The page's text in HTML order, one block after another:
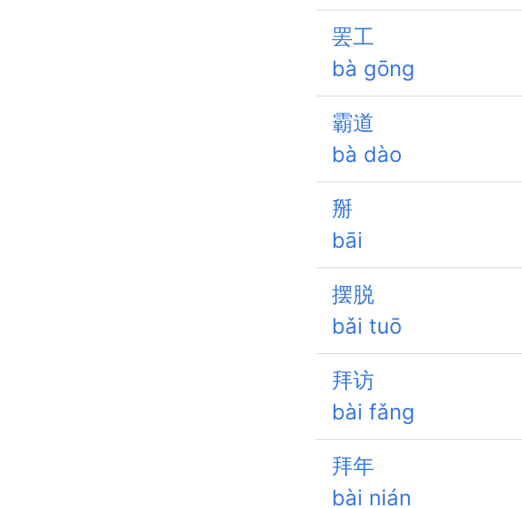
罢工
bà gōng
霸道
bà dào
掰
bāi
摆脱
bǎi tuō
拜访
bài fǎng
拜年
bài nián